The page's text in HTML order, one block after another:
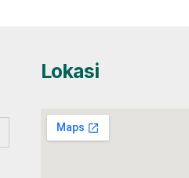
Lokasi